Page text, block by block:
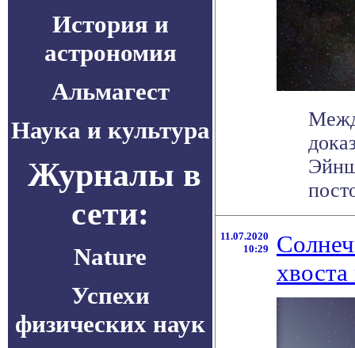
История и
астрономия
Альмагест
Наука и культура
Журналы в
сети:
Nature
Успехи
физических наук
11.07.2020
10:29